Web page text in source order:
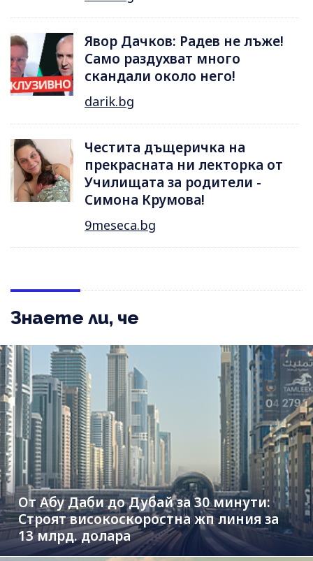
Явор Дачков: Радев не лъже!
Само раздухват много
скандали около него!
darik.bg
Честита дъщеричка на
прекрасната ни лекторка от
Училищата за родители -
Симона Крумова!
9meseca.bg
Знаете ли, че
От Абу Даби до Дубай за 30 минути:
Строят високоскоростна жп линия за
13 млрд. долара